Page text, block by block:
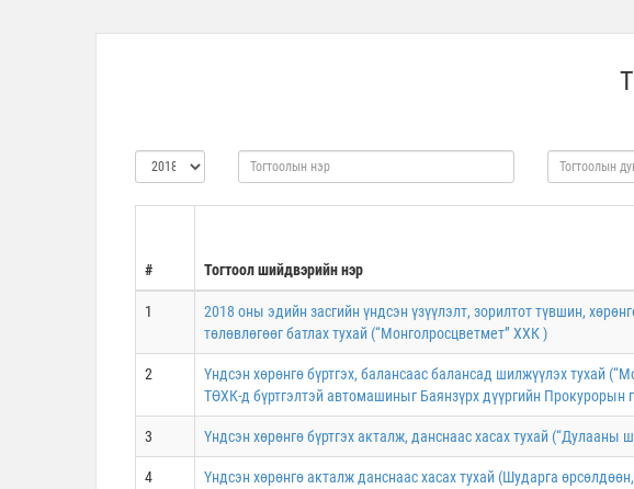
# Тогтоол шийдвэрийн нэр
1
2018 оны эдийн засгийн үндсэн үзүүлэлт, зорилтот түвшин,
төлөвлөгөөг батлах тухай (“Монголросцветмет” ХХК )
2
Үндсэн хөрөнгө бүртгэх, балансаас балансад шилжүүлэх тухай
ТӨХК-д бүртгэлтэй автомашиныг Баянзүрх дүүргийн Прокурорын
3 Үндсэн хөрөнгө бүртгэх акталж, данснаас хасах тухай (“Дулааны
4
Үндсэн хөрөнгө акталж данснаас хасах тухай (Шударга